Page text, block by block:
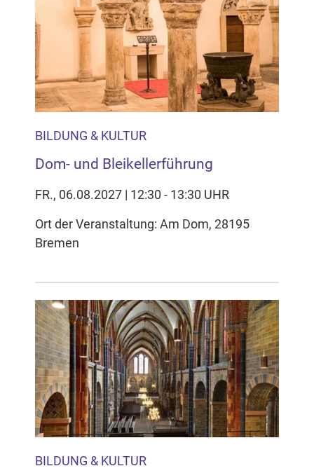
Mit dem Laden der Karte akzeptieren Sie, dass die
Anwendung Google Maps beim Aktivieren von
Inhalten Cookies auf Ihrem Gerät setzt, z.B. zwecks
Reichweitenmessung und profilbasierter Werbung.
Näheres s.zur Datenschutzerklärung
Hier können Sie Ihre Cookie-
Einstellungen anpassen
BILDUNG & KULTUR
Dom- und Bleikellerführung
FR., 06.08.2027 | 12:30 - 13:30 UHR
Ort der Veranstaltung: Am Dom, 28195
Bremen
BILDUNG & KULTUR